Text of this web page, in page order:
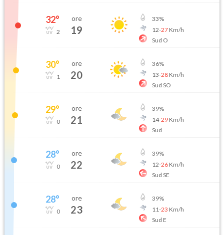
32°
2
ore
19
33%
12-27Km/h
Sud O
30°
1
ore
20
36%
13-28Km/h
Sud SO
29°
0
ore
21
39%
14-29Km/h
Sud
28°
0
ore
22
39%
12-26Km/h
Sud SE
28°
0
ore
23
39%
11-23 Km/h
Sud E